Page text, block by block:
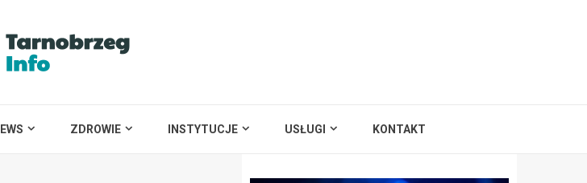
ZDROWIE INSTYTUCJE USŁUGI KONTAKT